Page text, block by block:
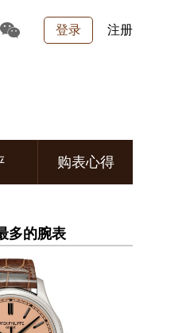
登录 注册
购表心得
多的腕表